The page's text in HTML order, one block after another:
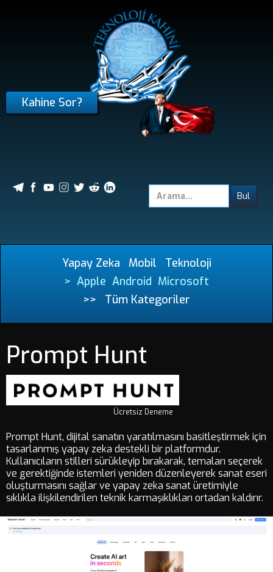
Kahine Sor?
Yapay Zeka Mobil
Teknoloji
> Apple Android Microsoft
>>
Tüm Kategoriler
Prompt Hunt
Ücretsiz Deneme
Prompt Hunt, dijital sanatın yaratılmasını basitleştirmek için
tasarlanmış yapay zeka destekli bir platformdur.
Kullanıcıların stilleri sürükleyip bırakarak, temaları seçerek
ve gerektiğinde istemleri yeniden düzenleyerek sanat eseri
oluşturmasını sağlar ve yapay zeka sanat üretimiyle
sıklıkla ilişkilendirilen teknik karmaşıklıkları ortadan kaldırır.